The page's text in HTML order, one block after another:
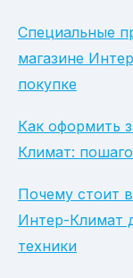
Специальные
магазине
покупке
Как оформить
Климат:
Почему стоит
Интер-Климат
техники